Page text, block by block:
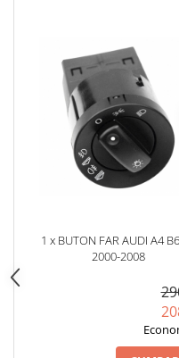
Curatare si Detailing Interior
Vopsitorie, Chituri si Adezivi
Curatare si Detailing
Articole Auto Sezoniere
Produse de Iarna
Cabluri Pornire
1 x BUTON FAR AUDI A4
2000-2008